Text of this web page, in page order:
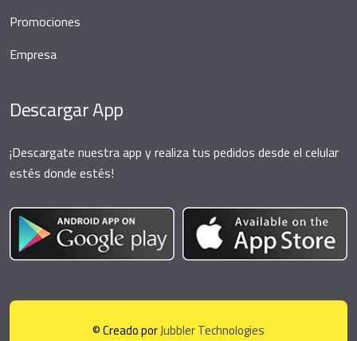
Promociones
Empresa
Descargar App
¡Descargate nuestra app y realiza tus pedidos desde el celular
estés donde estés!
© Creado porJubbler Technologies